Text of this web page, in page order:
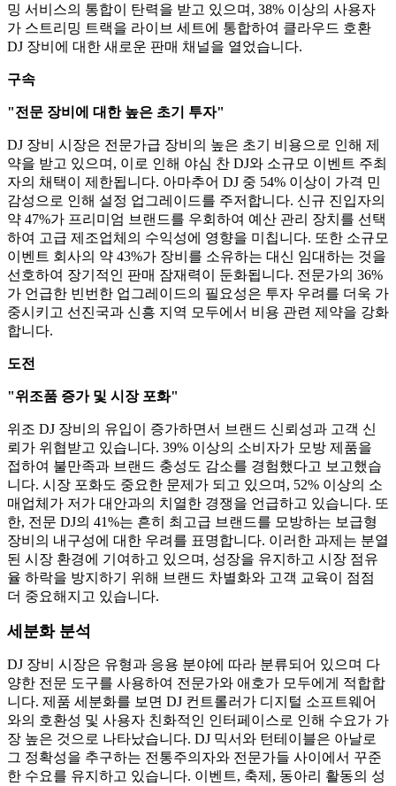
밍 서비스의 통합이 탄력을 받고 있으며, 38% 이상의 사용자
가 스트리밍 트랙을 라이브 세트에 통합하여 클라우드 호환
DJ 장비에 대한 새로운 판매 채널을 열었습니다.
구속
"전문 장비에 대한 높은 초기 투자"
DJ 장비 시장은 전문가급 장비의 높은 초기 비용으로 인해 제
약을 받고 있으며, 이로 인해 야심 찬 DJ와 소규모 이벤트 주최
자의 채택이 제한됩니다. 아마추어 DJ 중 54% 이상이 가격 민
감성으로 인해 설정 업그레이드를 주저합니다. 신규 진입자의
약 47%가 프리미엄 브랜드를 우회하여 예산 관리 장치를 선택
하여 고급 제조업체의 수익성에 영향을 미칩니다. 또한 소규모
이벤트 회사의 약 43%가 장비를 소유하는 대신 임대하는 것을
선호하여 장기적인 판매 잠재력이 둔화됩니다. 전문가의 36%
가 언급한 빈번한 업그레이드의 필요성은 투자 우려를 더욱 가
중시키고 선진국과 신흥 지역 모두에서 비용 관련 제약을 강화
합니다.
도전
"위조품 증가 및 시장 포화"
위조 DJ 장비의 유입이 증가하면서 브랜드 신뢰성과 고객 신
뢰가 위협받고 있습니다. 39% 이상의 소비자가 모방 제품을
접하여 불만족과 브랜드 충성도 감소를 경험했다고 보고했습
니다. 시장 포화도 중요한 문제가 되고 있으며, 52% 이상의 소
매업체가 저가 대안과의 치열한 경쟁을 언급하고 있습니다. 또
한, 전문 DJ의 41%는 흔히 최고급 브랜드를 모방하는 보급형
장비의 내구성에 대한 우려를 표명합니다. 이러한 과제는 분열
된 시장 환경에 기여하고 있으며, 성장을 유지하고 시장 점유
율 하락을 방지하기 위해 브랜드 차별화와 고객 교육이 점점
더 중요해지고 있습니다.
세분화 분석
DJ 장비 시장은 유형과 응용 분야에 따라 분류되어 있으며 다
양한 전문 도구를 사용하여 전문가와 애호가 모두에게 적합합
니다. 제품 세분화를 보면 DJ 컨트롤러가 디지털 소프트웨어
와의 호환성 및 사용자 친화적인 인터페이스로 인해 수요가 가
장 높은 것으로 나타났습니다. DJ 믹서와 턴테이블은 아날로
그 정확성을 추구하는 전통주의자와 전문가들 사이에서 꾸준
한 수요를 유지하고 있습니다. 이벤트, 축제, 동아리 활동의 성